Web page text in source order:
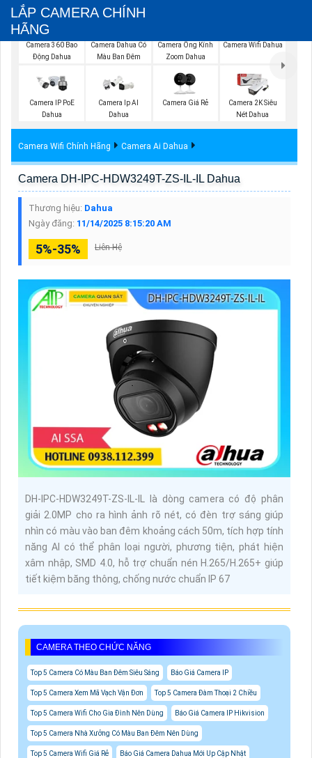
LẮP CAMERA CHÍNH
HÃNG
Camera 360 Bao
Động Dahua
Camera Dahua Có
Màu Ban Đêm
Camera Ống Kính
Zoom Dahua
Camera Wifi Dahua
Camera IP PoE
Dahua
Camera Ip AI
Dahua
Camera Giá Rẻ
Camera 2K Siêu
Nét Dahua
Camera Wifi Chính Hãng Camera Ai Dahua
Camera DH-IPC-HDW3249T-ZS-IL-IL Dahua
Thương hiệu: Dahua
Ngày đăng: 11/14/2025 8:15:20 AM
5%-35% Liên Hệ
DH-IPC-HDW3249T-ZS-IL-IL là dòng camera có độ phân
giải 2.0MP cho ra hình ảnh rõ nét, có đèn trợ sáng giúp
nhìn có màu vào ban đêm khoảng cách 50m, tích hợp tính
năng AI có thể phân loại người, phương tiện, phát hiện
xâm nhập, SMD 4.0, hỗ trợ chuẩn nén H.265/H.265+ giúp
tiết kiệm băng thông, chống nước chuẩn IP 67
CAMERA THEO CHỨC NĂNG
Top 5 Camera Có Màu Ban Đêm Siêu Sáng Báo Giá Camera IP
Top 5 Camera Xem Mã Vạch Vận Đơn Top 5 Camera Đàm Thoại 2 Chiều
Top 5 Camera Wifi Cho Gia Đình Nên Dùng Báo Giá Camera IP Hikvision
Top 5 Camera Nhà Xưởng Có Màu Ban Đêm Nên Dùng
Top 5 Camera Wifi Giá Rẻ Báo Giá Camera Dahua Mới Up Cập Nhật